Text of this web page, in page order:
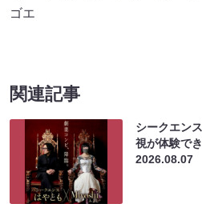
ゴエ
関連記事
シークエン
視が体験で
2026.08.07